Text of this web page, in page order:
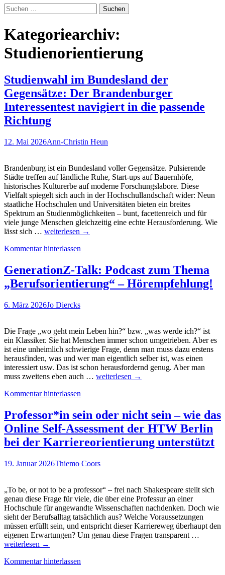
Suchen
nach:
Kategoriearchiv:
Studienorientierung
Studienwahl im Bundesland der
Gegensätze: Der Brandenburger
Interessentest navigiert in die passende
Richtung
12. Mai 2026Ann-Christin Heun
Brandenburg ist ein Bundesland voller Gegensätze. Pulsierende
Städte treffen auf ländliche Ruhe, Start-ups auf Bauernhöfe,
historisches Kulturerbe auf moderne Forschungslabore. Diese
Vielfalt spiegelt sich auch in der Hochschullandschaft wider: Neun
staatliche Hochschulen und Universitäten bieten ein breites
Spektrum an Studienmöglichkeiten – bunt, facettenreich und für
viele junge Menschen gleichzeitig eine echte Herausforderung. Wie
lässt sich … Studienwahl
Bundesland
Gegensätze:
Der
Brandenburger
navigiert
passende
Richtung
weiterlesen →
Kommentar hinterlassen
GenerationZ-Talk: Podcast zum Thema
„Berufsorientierung“ – Hörempfehlung!
6. März 2026Jo Diercks
Die Frage „wo geht mein Leben hin?“ bzw. „was werde ich?“ ist
ein Klassiker. Sie hat Menschen immer schon umgetrieben. Aber es
ist eine unheimlich schwierige Frage, denn man muss dazu erstens
herausfinden, was und wer man eigentlich selber ist, was einen
interessiert usw. Das ist schon herausfordernd genug. Aber man
muss zweitens eben auch … GenerationZ-
Thema
„Berufsorientierung“
–
Hörempfehlung!
weiterlesen →
Kommentar hinterlassen
Professor*in sein oder nicht sein – wie das
Online Self-Assessment der HTW Berlin
bei der Karriereorientierung unterstützt
19. Januar 2026Thiemo Coors
„To be, or not to be a professor“ – frei nach Shakespeare stellt sich
genau diese Frage für viele, die über eine Professur an einer
Hochschule für angewandte Wissenschaften nachdenken. Doch wie
sieht der Berufsalltag tatsächlich aus? Welche Voraussetzungen
müssen erfüllt sein, und entspricht dieser Karriereweg überhaupt den
eigenen Erwartungen? Um genau diese Fragen transparent …
weiterlesen →
Kommentar hinterlassen